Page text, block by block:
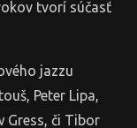
tvorí súčasť
jazzu
Peter Lipa,
Gress, či Tibor